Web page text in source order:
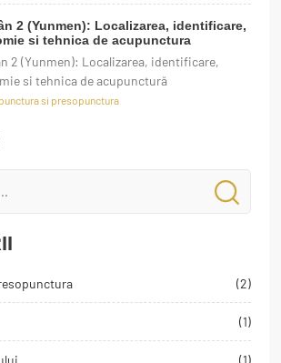
2 (Yunmen): Localizarea, identificare,
si tehnica de acupunctura
2 (Yunmen): Localizarea, identificare,
si tehnica de acupunctură
si presopunctura
(2)
(1)